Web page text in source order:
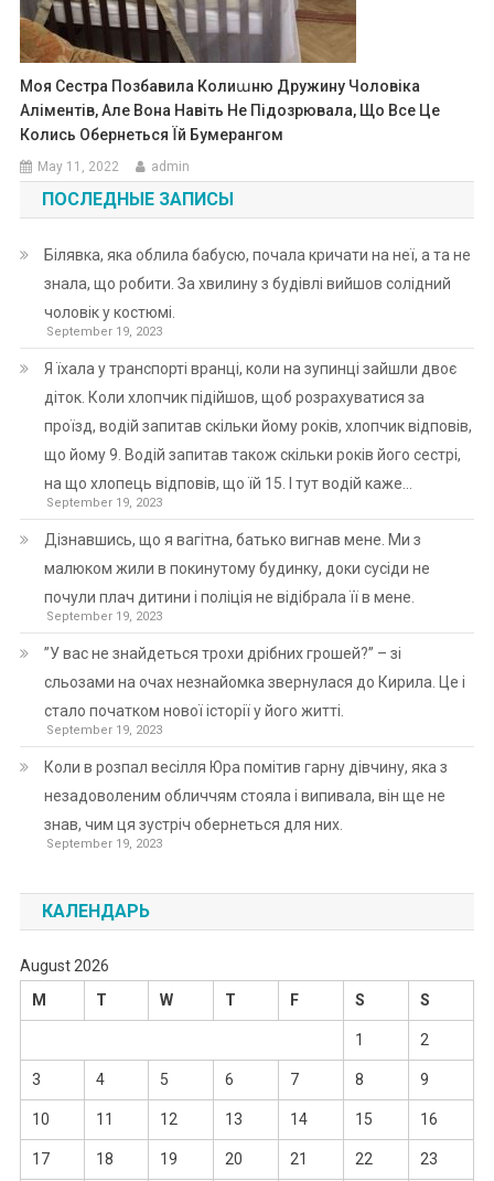
Моя Сестра Позбавила Колиաню Дружину Чоловіка
Аліментів, Але Вона Навіть Не Підозрювала, Що Все Це
Колись Обернеться Їй Бумерангом
May 11, 2022 admin
ПОСЛЕДНЫЕ ЗАПИСЫ
Білявка, яка облила бабусю, почала кричати на неї, а та не
знала, що робити. За хвилину з будівлі вийшов солідний
чоловік у костюмі.
September 19, 2023
Я їхала у транспорті вранці, коли на зупинці зайшли двоє
діток. Коли хлопчик підійшов, щоб розрахуватися за
проїзд, водій запитав скільки йому років, хлопчик відповів,
що йому 9. Водій запитав також скільки років його сестрі,
на що хлопець відповів, що їй 15. І тут водій каже…
September 19, 2023
Дізнавшись, що я вагітна, батько вигнав мене. Ми з
малюком жили в покинутому будинку, доки сусіди не
почули плач дитини і поліція не відібрала її в мене.
September 19, 2023
”У вас не знайдеться трохи дрібних грошей?” – зі
сльозами на очах незнайомка звернулася до Кирила. Це і
стало початком нової історії у його житті.
September 19, 2023
Коли в розпал весілля Юра помітив гарну дівчину, яка з
незадоволеним обличчям стояла і випивала, він ще не
знав, чим ця зустріч обернеться для них.
September 19, 2023
КАЛЕНДАРЬ
August 2026
M
T W T F S S
1 2
3 4 5 6 7 8 9
10 11 12 13 14 15 16
17 18 19 20 21 22 23